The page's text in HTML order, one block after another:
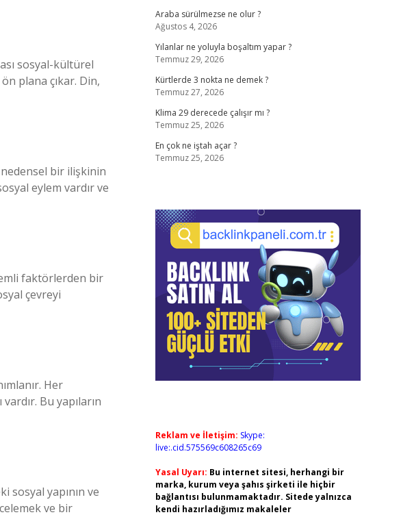
sosyal-kültürel
plana çıkar. Din,
bir ilişkinin
eylem vardır ve
faktörlerden bir
çevreyi
Her
Bu yapıların
yapının ve
ve bir
Araba sürülmezse ne olur ?
Ağustos 4, 2026
Yılanlar ne yoluyla boşaltım yapar ?
Temmuz 29, 2026
Kürtlerde 3 nokta ne demek ?
Temmuz 27, 2026
Klima 29 derecede çalışır mı ?
Temmuz 25, 2026
En çok ne iştah açar ?
Temmuz 25, 2026
Reklam ve İletişim: Skype:
live:.cid.575569c608265c69
Yasal Uyarı: Bu internet sitesi, herhangi bir
marka, kurum veya şahıs şirketi ile hiçbir
bağlantısı bulunmamaktadır. Sitede yalnızca
kendi hazırladığımız makaleler